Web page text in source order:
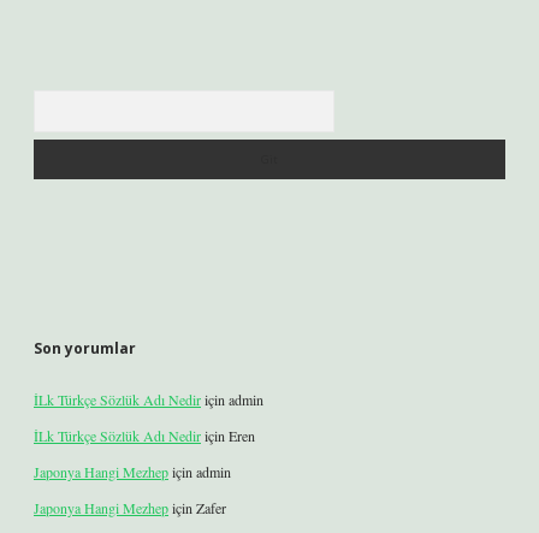
Son yorumlar
İLk Türkçe Sözlük Adı Nediriçin admin
İLk Türkçe Sözlük Adı Nediriçin Eren
Japonya Hangi Mezhepiçin admin
Japonya Hangi Mezhepiçin Zafer